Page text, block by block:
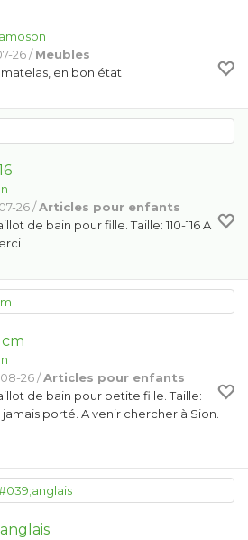
26 /Meubles
en bon état
26 /Articles pour enfants
de bain pour fille. Taille: 110-116 A
26 /Articles pour enfants
de bain pour petite fille. Taille:
porté. A venir chercher à Sion.